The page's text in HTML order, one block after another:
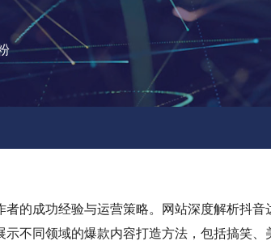
的成功经验与运营策略。网站深度解析抖
不同领域的爆款内容打造方法，包括搞笑